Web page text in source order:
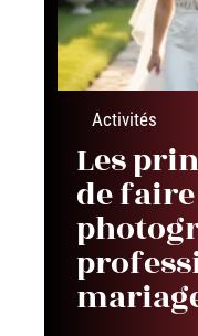
Activités
Les
de